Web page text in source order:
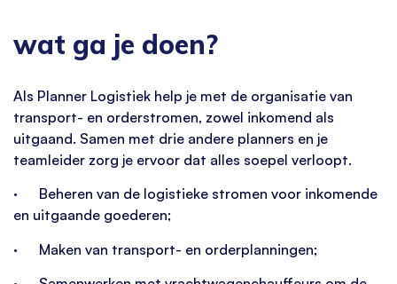
wat ga je doen?
Als Planner Logistiek help je met de organisatie van
transport- en orderstromen, zowel inkomend als
uitgaand. Samen met drie andere planners en je
teamleider zorg je ervoor dat alles soepel verloopt.
· Beheren van de logistieke stromen voor inkomende
en uitgaande goederen;
· Maken van transport- en orderplanningen;